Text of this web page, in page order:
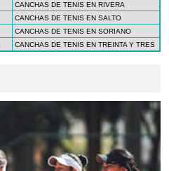
CANCHAS DE TENIS EN RIVERA
CANCHAS DE TENIS EN SALTO
CANCHAS DE TENIS EN SORIANO
CANCHAS DE TENIS EN TREINTA Y TRES